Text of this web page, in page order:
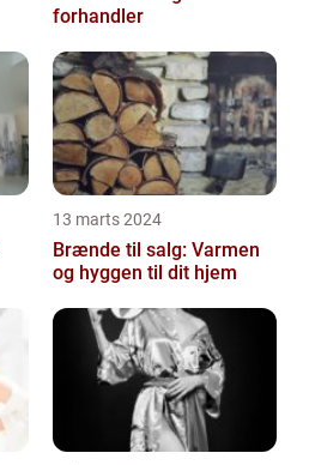
forhandler
13 marts 2024
Brænde til salg: Varmen
og hyggen til dit hjem